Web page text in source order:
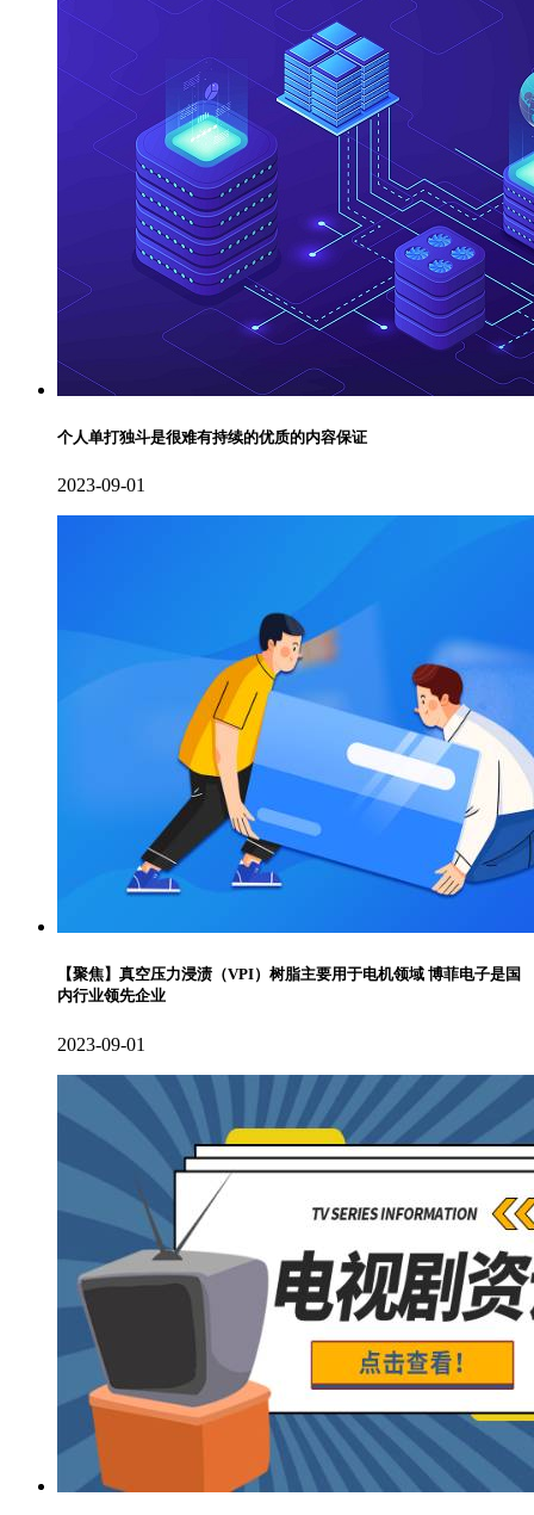
个人单打独斗是很难有持续的优质的内容保证
2023-09-01
【聚焦】真空压力浸渍（VPI）树脂主要用于电机领域 博菲电子是国
内行业领先企业
2023-09-01